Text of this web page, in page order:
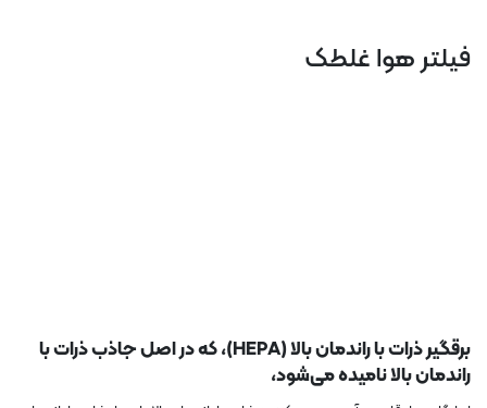
فیلتر هوا غلطک
برقگیر ذرات با راندمان بالا (HEPA)، که در اصل جاذب ذرات با
راندمان بالا نامیده می‌شود،